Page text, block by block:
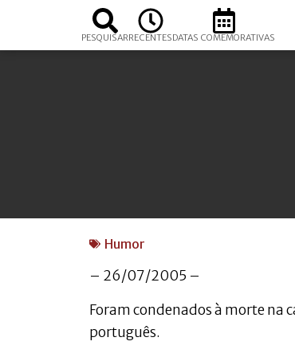
PESQUISARRECENTESDATAS COMEMORATIVAS
Humor
– 26/07/2005 –
Foram condenados à morte na
português.